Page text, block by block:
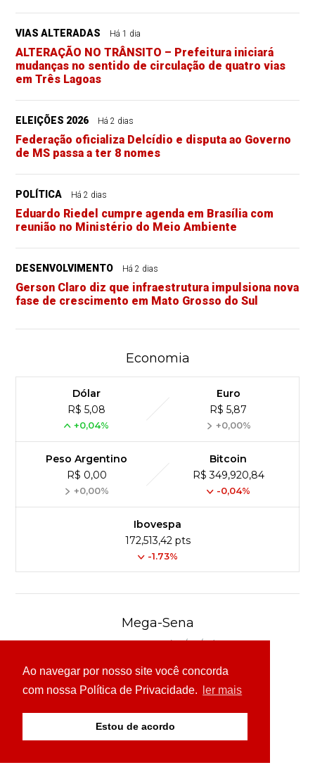
Ao navegar por nosso site você concorda
com nossa Política de Privacidade.
ler mais
Estou de acordo
VIAS ALTERADAS Há 1 dia
ALTERAÇÃO NO TRÂNSITO – Prefeitura iniciará
mudanças no sentido de circulação de quatro vias
em Três Lagoas
ELEIÇÕES 2026 Há 2 dias
Federação oficializa Delcídio e disputa ao Governo
de MS passa a ter 8 nomes
POLÍTICA Há 2 dias
Eduardo Riedel cumpre agenda em Brasília com
reunião no Ministério do Meio Ambiente
DESENVOLVIMENTO Há 2 dias
Gerson Claro diz que infraestrutura impulsiona nova
fase de crescimento em Mato Grosso do Sul
Economia
Dólar
R$ 5,08
+0,04%
Euro
R$ 5,87
+0,00%
Peso Argentino
R$ 0,00
+0,00%
Bitcoin
R$ 349,920,84
-0,04%
Ibovespa
172,513,42 pts
-1.73%
Mega-Sena
Concurso 3041 (06/08/26)
16 21 24 31 43